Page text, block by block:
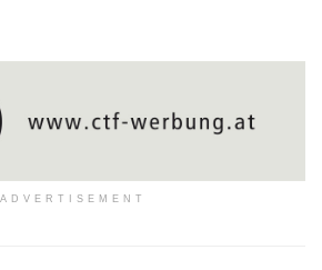
ADVERTISEMENT